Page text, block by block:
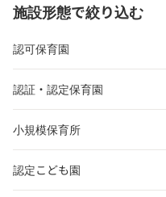
施設形態で絞り込む
認可保育園
認証・認定保育園
小規模保育所
認定こども園